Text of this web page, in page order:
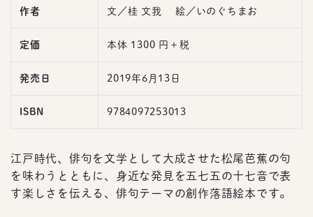
作者 文／桂 文我 絵／いのぐちまお
定価 本体 1300 円＋税
発売日 2019年6月13日
ISBN 9784097253013
江戸時代、俳句を文学として大成させた松尾芭蕉の句
を味わうとともに、身近な発見を五七五の十七音で表
す楽しさを伝える、俳句テーマの創作落語絵本です。